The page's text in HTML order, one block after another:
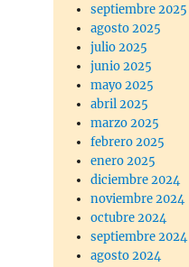
septiembre 2025
agosto 2025
julio 2025
junio 2025
mayo 2025
abril 2025
marzo 2025
febrero 2025
enero 2025
diciembre 2024
noviembre 2024
octubre 2024
septiembre 2024
agosto 2024